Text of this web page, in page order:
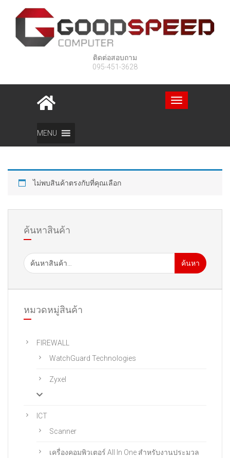
ติดต่อสอบถาม
095-451-3628
Toggle
navigation
MENU
สินค้า
ไม่พบสินค้าตรงกับที่คุณเลือก
ค้นหาสินค้า
ค้นหา
หมวดหมู่สินค้า
FIREWALL
WatchGuard Technologies
Zyxel
ICT
Scanner
เครื่องคอมพิวเตอร์ All In One สําหรับงานประมวล